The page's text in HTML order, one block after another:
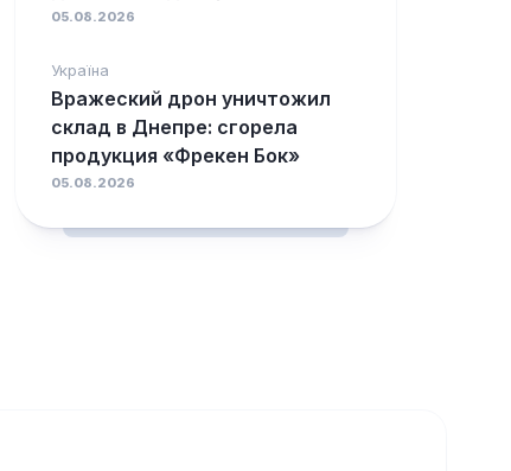
05.08.2026
Україна
Вражеский дрон уничтожил
склад в Днепре: сгорела
продукция «Фрекен Бок»
05.08.2026